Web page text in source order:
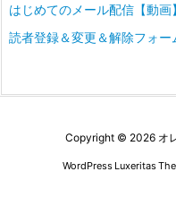
はじめてのメール配信【動画】
読者登録＆変更＆解除フォー
Copyright © 2026 オ
WordPress Luxeritas